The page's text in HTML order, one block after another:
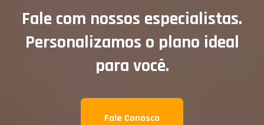
Fale com nossos especialistas.
Personalizamos o plano ideal
para você.
Fale Conosco